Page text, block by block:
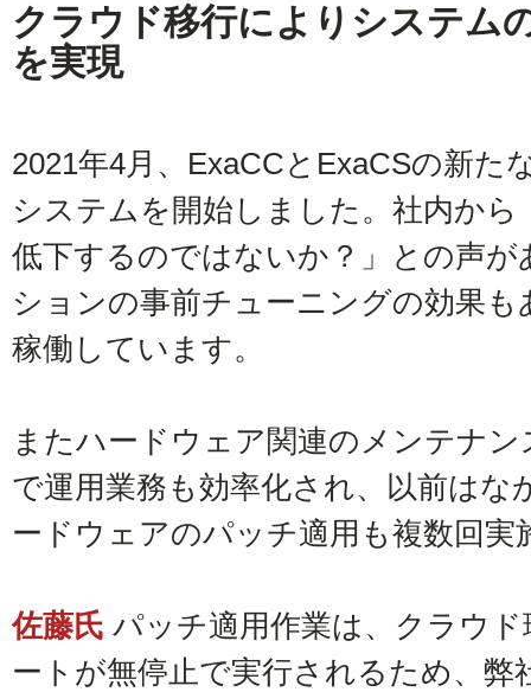
クラウド移行によりシステム
を実現
2021年4月、ExaCCとExaCSの新た
システムを開始しました。社内か
低下するのではないか？」との声
ションの事前チューニングの効果
稼働しています。
またハードウェア関連のメンテナ
で運用業務も効率化され、以前は
ードウェアのパッチ適用も複数回実
佐藤氏 パッチ適用作業は、クラウ
ートが無停止で実行されるため、弊